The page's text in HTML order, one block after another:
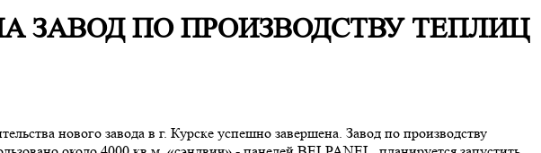
ЗАВОД ПО ПРОИЗВОДСТВУ ТЕПЛИЦ
нового завода в г. Курске успешно завершена. Завод по производству